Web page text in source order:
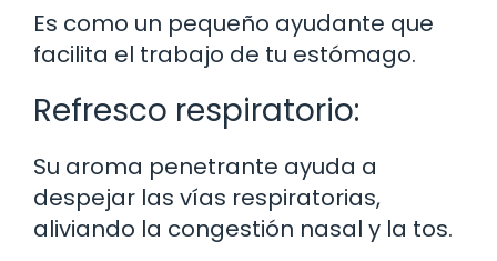
Es como un pequeño ayudante que
facilita el trabajo de tu estómago.
Refresco respiratorio:
Su aroma penetrante ayuda a
despejar las vías respiratorias,
aliviando la congestión nasal y la tos.